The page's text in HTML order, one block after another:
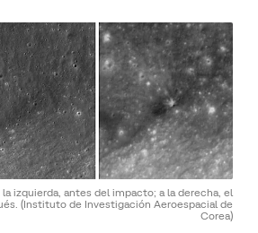
la izquierda, antes del impacto; a la derecha, el
(Instituto de Investigación Aeroespacial de
Corea)